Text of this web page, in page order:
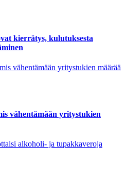
kierrätys, kulutuksesta
vähentämään yritystukien